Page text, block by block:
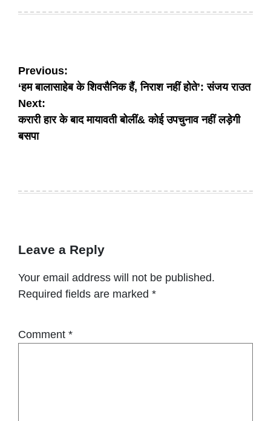
Post
navigation
Previous:
‘हम बालासाहेब के शिवसैनिक हैं, निराश नहीं होते’: संजय राउत
Next:
करारी हार के बाद मायावती बोलीं& कोई उपचुनाव नहीं लड़ेगी
बसपा
Leave a Reply
Your email address will not be published.
Required fields are marked *
Comment *